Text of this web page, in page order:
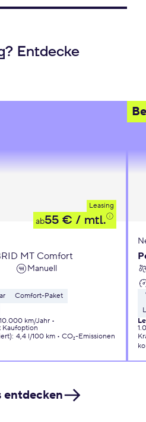
Entdecke
Leasing
ab55 € / mtl.
MT Comfort
Manuell
Comfort-Paket
10.000 km/Jahr
Kaufoption
: 4,4 l/100 km
CO₂-Emissionen
entdecken